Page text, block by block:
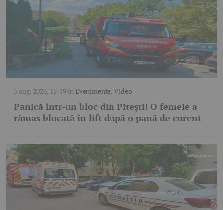
5 aug. 2026, 15:19în Evenimente,Video
Panică într-un bloc din Pitești! O femeie a
rămas blocată în lift după o pană de curent